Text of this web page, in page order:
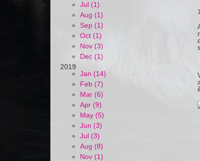
Jul (1)
Aug (1)
Sep (1)
Oct (1)
Nov (3)
Dec (1)
2019
Jan (14)
Feb (7)
Mar (6)
Apr (9)
May (5)
Jun (3)
Jul (3)
Aug (8)
Nov (1)